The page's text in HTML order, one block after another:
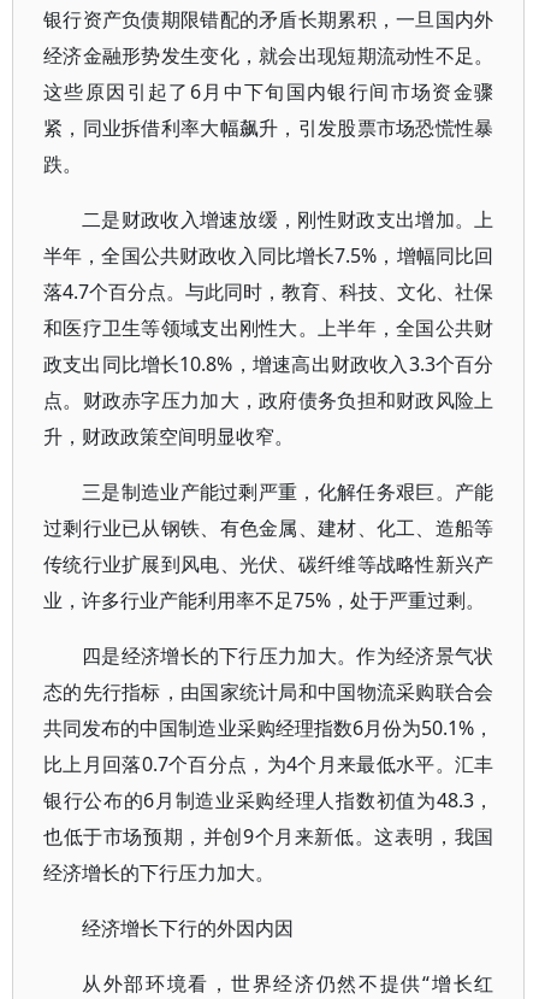
银行资产负债期限错配的矛盾长期累积，一旦国内外
经济金融形势发生变化，就会出现短期流动性不足。
这些原因引起了6月中下旬国内银行间市场资金骤
紧，同业拆借利率大幅飙升，引发股票市场恐慌性暴
跌。
二是财政收入增速放缓，刚性财政支出增加。上
半年，全国公共财政收入同比增长7.5%，增幅同比回
落4.7个百分点。与此同时，教育、科技、文化、社保
和医疗卫生等领域支出刚性大。上半年，全国公共财
政支出同比增长10.8%，增速高出财政收入3.3个百分
点。财政赤字压力加大，政府债务负担和财政风险上
升，财政政策空间明显收窄。
三是制造业产能过剩严重，化解任务艰巨。产能
过剩行业已从钢铁、有色金属、建材、化工、造船等
传统行业扩展到风电、光伏、碳纤维等战略性新兴产
业，许多行业产能利用率不足75%，处于严重过剩。
四是经济增长的下行压力加大。作为经济景气状
态的先行指标，由国家统计局和中国物流采购联合会
共同发布的中国制造业采购经理指数6月份为50.1%，
比上月回落0.7个百分点，为4个月来最低水平。汇丰
银行公布的6月制造业采购经理人指数初值为48.3，
也低于市场预期，并创9个月来新低。这表明，我国
经济增长的下行压力加大。
经济增长下行的外因内因
从外部环境看，世界经济仍然不提供“增长红